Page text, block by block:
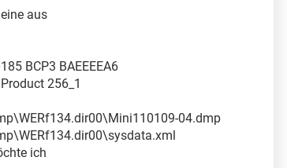
aus
BCP3 BAEEEEA6
256_1
0­4.dmp
ich